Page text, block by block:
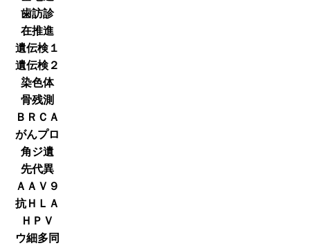
歯訪診
在推進
遺伝検１
遺伝検２
染色体
骨残測
ＢＲＣＡ
がんプロ
角ジ遺
先代異
ＡＡＶ９
抗ＨＬＡ
ＨＰＶ
ウ細多同